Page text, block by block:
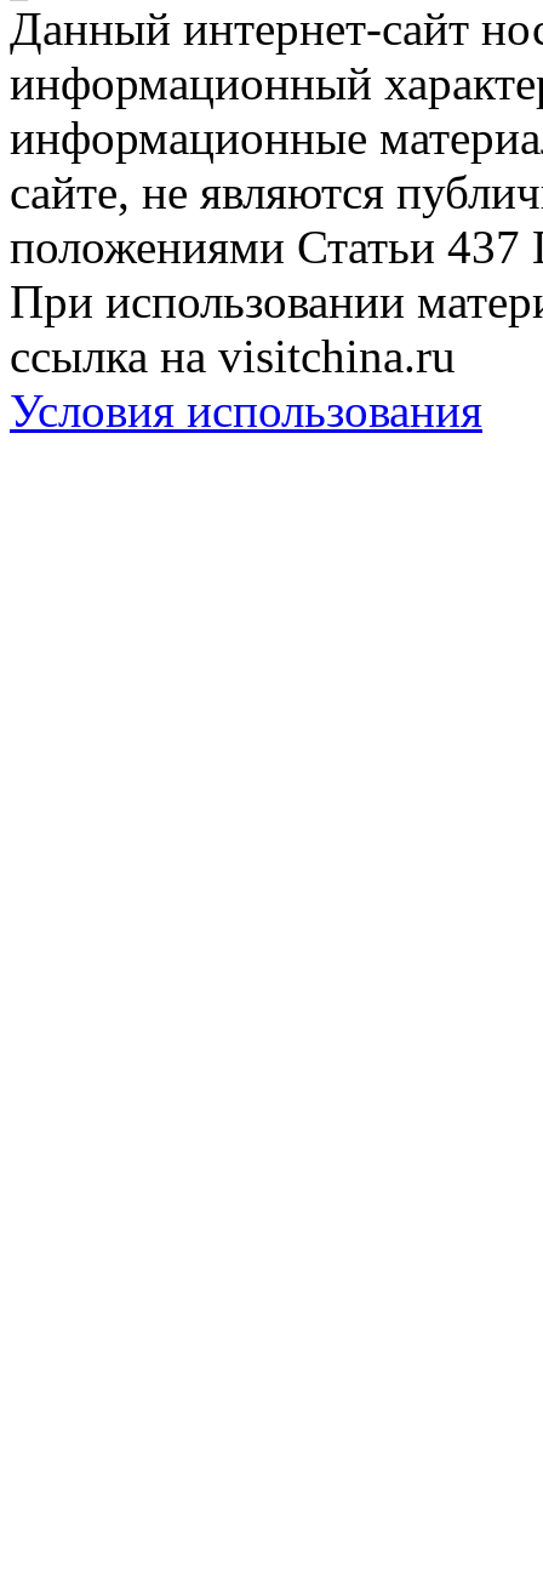
Данный интернет-сайт
информационный
информационные
сайте, не являются
положениями Статьи 437
При использовании
ссылка на visitchina.ru
Условия использования